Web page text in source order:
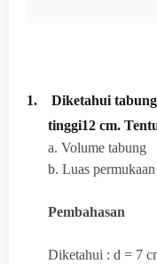
1.
Diketahui
tinggi12 cm.
a. Volume tabung
b. Luas permukaan
Pembahasan
Diketahui : d = 7